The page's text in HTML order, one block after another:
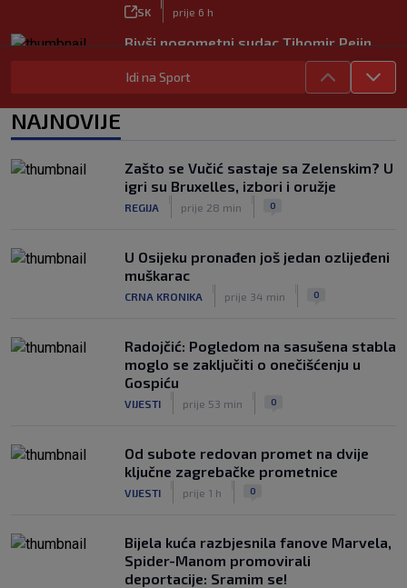
SK prije 6 h
Bivši nogometni sudac Tihomir Pejin
pretučen u Osijeku, policija istražuje
brutalni napad
Idi na Sport
NAJNOVIJE
Zašto se Vučić sastaje sa Zelenskim? U
igri su Bruxelles, izbori i oružje
REGIJA prije 28 min 0
U Osijeku pronađen još jedan ozlijeđeni
muškarac
CRNA KRONIKA prije 34 min 0
Radojčić: Pogledom na sasušena stabla
moglo se zaključiti o onečišćenju u
Gospiću
VIJESTI prije 53 min 0
Od subote redovan promet na dvije
ključne zagrebačke prometnice
VIJESTI prije 1 h 0
Bijela kuća razbjesnila fanove Marvela,
Spider-Manom promovirali
deportacije: Sramim se!